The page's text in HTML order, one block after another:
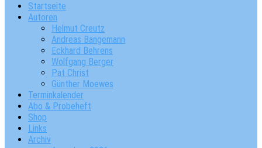
Startseite
Autoren
Helmut Creutz
Andreas Bangemann
Eckhard Behrens
Wolfgang Berger
Pat Christ
Günther Moewes
Terminkalender
Abo & Probeheft
Shop
Links
Archiv